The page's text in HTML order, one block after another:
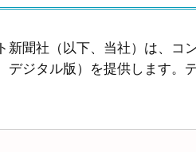
聞社（以下、当社）は、コ
デジタル版）を提供します。